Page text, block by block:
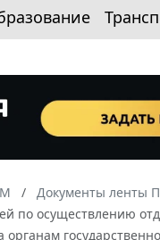
Документы ленты
по осуществлению